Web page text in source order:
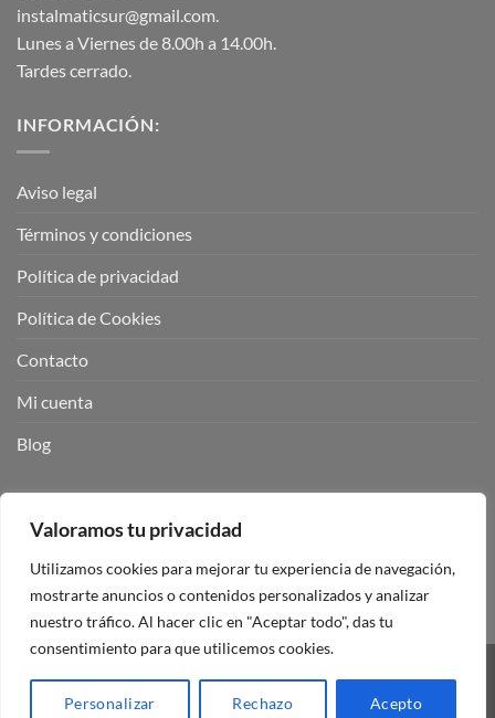
Valoramos tu privacidad
Utilizamos cookies para mejorar tu experiencia de navegación,
mostrarte anuncios o contenidos personalizados y analizar
nuestro tráfico. Al hacer clic en "Aceptar todo", das tu
consentimiento para que utilicemos cookies.
Personalizar Rechazo Acepto
instalmaticsur@gmail.com.
Lunes a Viernes de 8.00h a 14.00h.
Tardes cerrado.
INFORMACIÓN:
Aviso legal
Términos y condiciones
Política de privacidad
Política de Cookies
Contacto
Mi cuenta
Blog
Visa PayPal Stripe MasterCard